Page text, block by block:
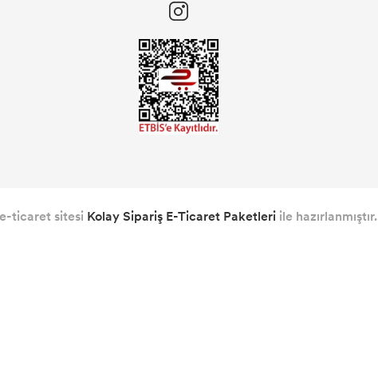
ticaret sitesi Kolay Sipariş E-Ticaret Paketleriile hazırlanmıştır.